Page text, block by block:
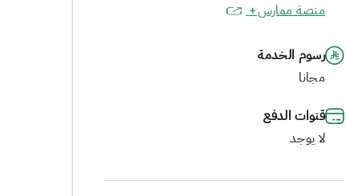
منصة ممارس+
رسوم الخدمة
مجانا
قنوات الدفع
لا يوجد